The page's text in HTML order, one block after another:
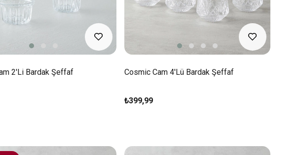
2'li Bardak Şeffaf Cosmic Cam 4'lü Bardak Şeffaf
₺399,99